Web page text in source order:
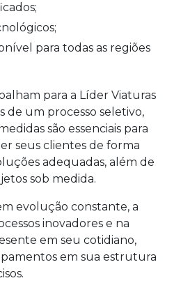
para a Líder Viaturas
de um processo seletivo,
são essenciais para
seus clientes de forma
adequadas, além de
sob medida.
evolução constante, a
inovadores e na
em seu cotidiano,
em sua estrutura